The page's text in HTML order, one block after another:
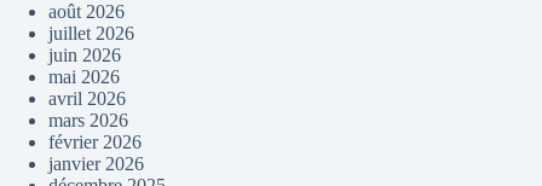
août 2026
juillet 2026
juin 2026
mai 2026
avril 2026
mars 2026
février 2026
janvier 2026